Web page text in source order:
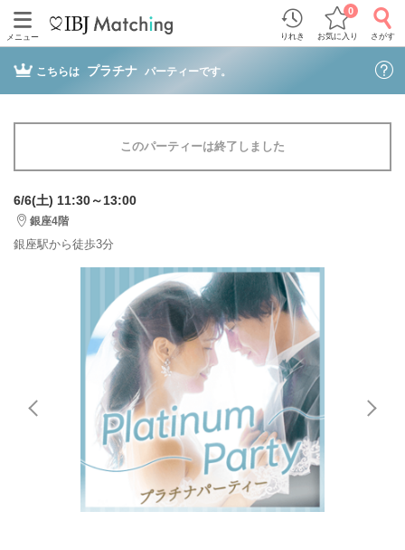
メニュー りれき お気に入り
0
さがす
こちらは プラチナ パーティーです。
このパーティーは終了しました
6/6(土) 11:30～13:00
銀座4階
銀座駅から徒歩3分